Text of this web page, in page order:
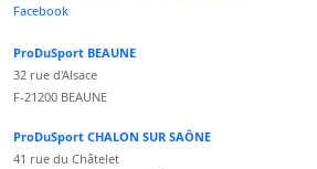
Facebook
ProDuSport BEAUNE
32 rue d'Alsace
F-21200 BEAUNE
ProDuSport CHALON SUR SAÔNE
41 rue du Châtelet